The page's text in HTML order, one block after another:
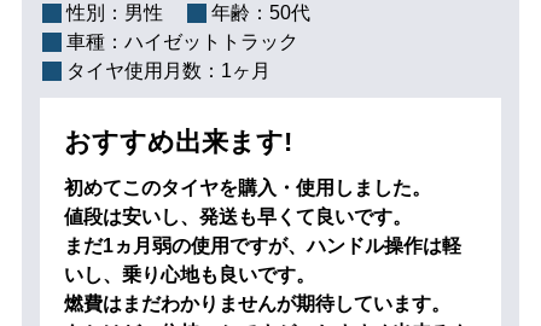
性別： 男性 年齢： 50代
車種： ハイゼットトラック
タイヤ使用月数： 1ヶ月
おすすめ出来ます!
初めてこのタイヤを購入・使用しました。
値段は安いし、発送も早くて良いです。
まだ1ヵ月弱の使用ですが、ハンドル操作は軽
いし、乗り心地も良いです。
燃費はまだわかりませんが期待しています。